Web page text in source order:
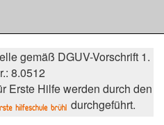
gemäß DGUV-Vorschrift 1.
8.0512
Erste Hilfe werden durch den
durchgeführt.